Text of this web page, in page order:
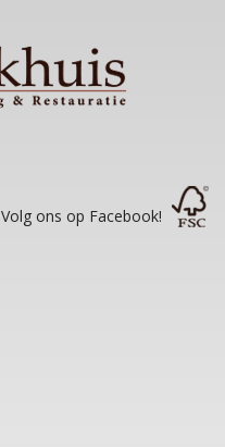
Volg ons op Facebook!